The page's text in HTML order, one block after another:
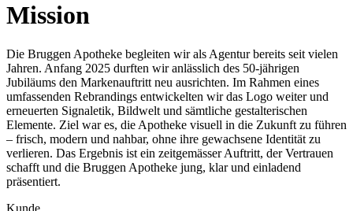
Mission
Die Bruggen Apotheke begleiten wir als Agentur bereits seit vielen
Jahren. Anfang 2025 durften wir anlässlich des 50-jährigen
Jubiläums den Markenauftritt neu ausrichten. Im Rahmen eines
umfassenden Rebrandings entwickelten wir das Logo weiter und
erneuerten Signaletik, Bildwelt und sämtliche gestalterischen
Elemente. Ziel war es, die Apotheke visuell in die Zukunft zu führen
– frisch, modern und nahbar, ohne ihre gewachsene Identität zu
verlieren. Das Ergebnis ist ein zeitgemässer Auftritt, der Vertrauen
schafft und die Bruggen Apotheke jung, klar und einladend
präsentiert.
Kunde